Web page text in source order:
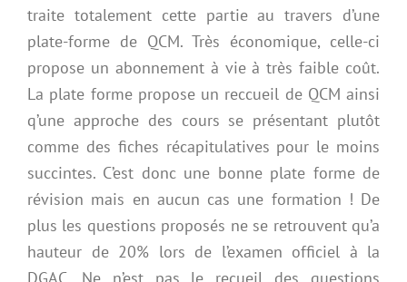
traite totalement cette partie au travers d’une
plate-forme de QCM. Très économique, celle-ci
propose un abonnement à vie à très faible coût.
La plate forme propose un reccueil de QCM ainsi
q’une approche des cours se présentant plutôt
comme des fiches récapitulatives pour le moins
succintes. C’est donc une bonne plate forme de
révision mais en aucun cas une formation ! De
plus les questions proposés ne se retrouvent qu’a
hauteur de 20% lors de l’examen officiel à la
DGAC. Ne n’est pas le recueil des questions